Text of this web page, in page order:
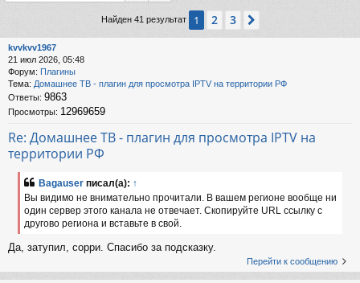
Найден 41 результат 1 2 3
kvvkvv1967
21 июл 2026, 05:48
Форум: Плагины
Тема: Домашнее ТВ - плагин для просмотра IPTV на территории РФ
Ответы: 9863
Просмотры: 12969659
Re: Домашнее ТВ - плагин для просмотра IPTV на
территории РФ
Bagauser писал(а): ↑
Вы видимо не внимательно прочитали. В вашем регионе вообще ни
один сервер этого канала не отвечает. Скопируйте URL ссылку c
другово региона и вставьте в свой.
Да, затупил, сорри. Спасибо за подсказку.
Перейти к сообщению